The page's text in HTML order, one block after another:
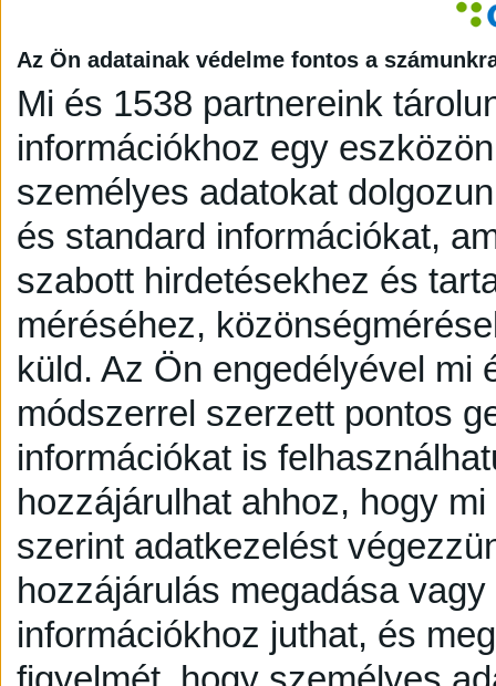
Az Ön adatainak védelme fontos a
Mi és 1538 partnereink
információkhoz egy
személyes adatokat
és standard információkat,
szabott hirdetésekhez és
méréséhez,
küld. Az Ön engedélyével mi
módszerrel szerzett pontos
információkat is
hozzájárulhat ahhoz, hogy
szerint adatkezelést
hozzájárulás megadása
információkhoz juthat, és